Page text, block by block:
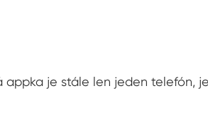
je stále len jeden telefón,